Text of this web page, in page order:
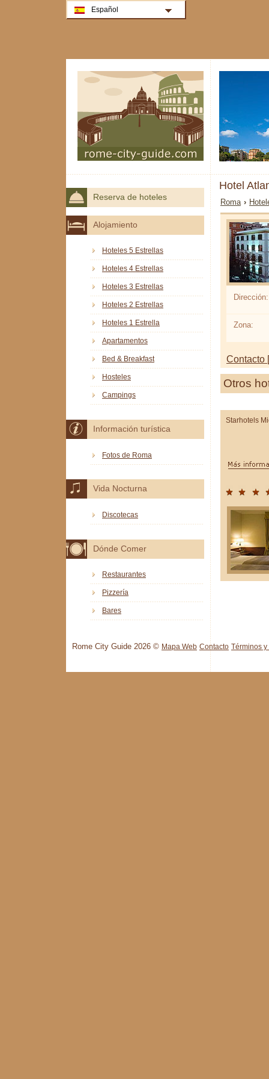
Hotel
Roma ›
Dirección:
Zona:
Contacto
Otros
Starhotels
Reserva de hoteles
Alojamiento
Hoteles 5 Estrellas
Hoteles 4 Estrellas
Hoteles 3 Estrellas
Hoteles 2 Estrellas
Hoteles 1 Estrella
Apartamentos
Bed & Breakfast
Hosteles
Campings
Información turística
Fotos de Roma
Vida Nocturna
Discotecas
Dónde Comer
Restaurantes
Pizzería
Bares
Rome City Guide 2026 © Mapa Web Contacto Términos
Español